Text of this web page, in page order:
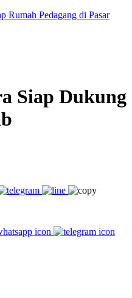
Rumah Pedagang di Pasar
Siap Dukung